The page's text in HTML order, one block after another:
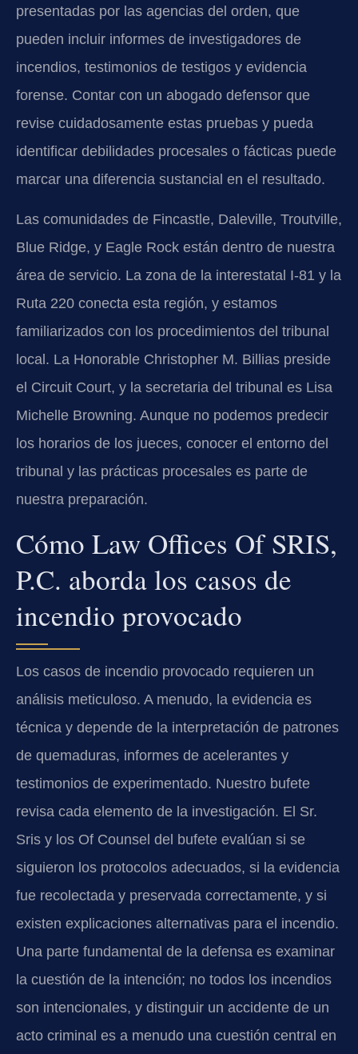
presentadas por las agencias del orden, que
pueden incluir informes de investigadores de
incendios, testimonios de testigos y evidencia
forense. Contar con un abogado defensor que
revise cuidadosamente estas pruebas y pueda
identificar debilidades procesales o fácticas puede
marcar una diferencia sustancial en el resultado.
Las comunidades de Fincastle, Daleville, Troutville,
Blue Ridge, y Eagle Rock están dentro de nuestra
área de servicio. La zona de la interestatal I-81 y la
Ruta 220 conecta esta región, y estamos
familiarizados con los procedimientos del tribunal
local. La Honorable Christopher M. Billias preside
el Circuit Court, y la secretaria del tribunal es Lisa
Michelle Browning. Aunque no podemos predecir
los horarios de los jueces, conocer el entorno del
tribunal y las prácticas procesales es parte de
nuestra preparación.
Cómo Law Offices Of SRIS,
P.C. aborda los casos de
incendio provocado
Los casos de incendio provocado requieren un
análisis meticuloso. A menudo, la evidencia es
técnica y depende de la interpretación de patrones
de quemaduras, informes de acelerantes y
testimonios de experimentado. Nuestro bufete
revisa cada elemento de la investigación. El Sr.
Sris y los Of Counsel del bufete evalúan si se
siguieron los protocolos adecuados, si la evidencia
fue recolectada y preservada correctamente, y si
existen explicaciones alternativas para el incendio.
Una parte fundamental de la defensa es examinar
la cuestión de la intención; no todos los incendios
son intencionales, y distinguir un accidente de un
acto criminal es a menudo una cuestión central en